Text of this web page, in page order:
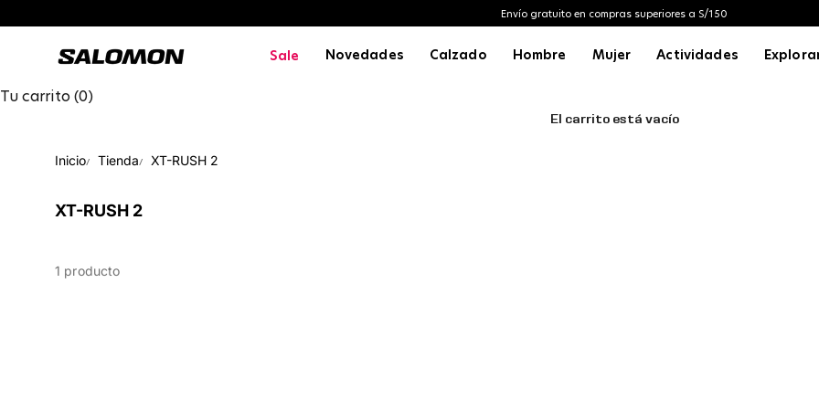
Envío gratuito en compras superiores a S/150
Salomon Peru Sale Novedades Calzado Hombre Mujer Actividades
Tu carrito (0)
El carrito está vacío
Inicio Tienda XT-RUSH 2
XT-RUSH 2
1 producto